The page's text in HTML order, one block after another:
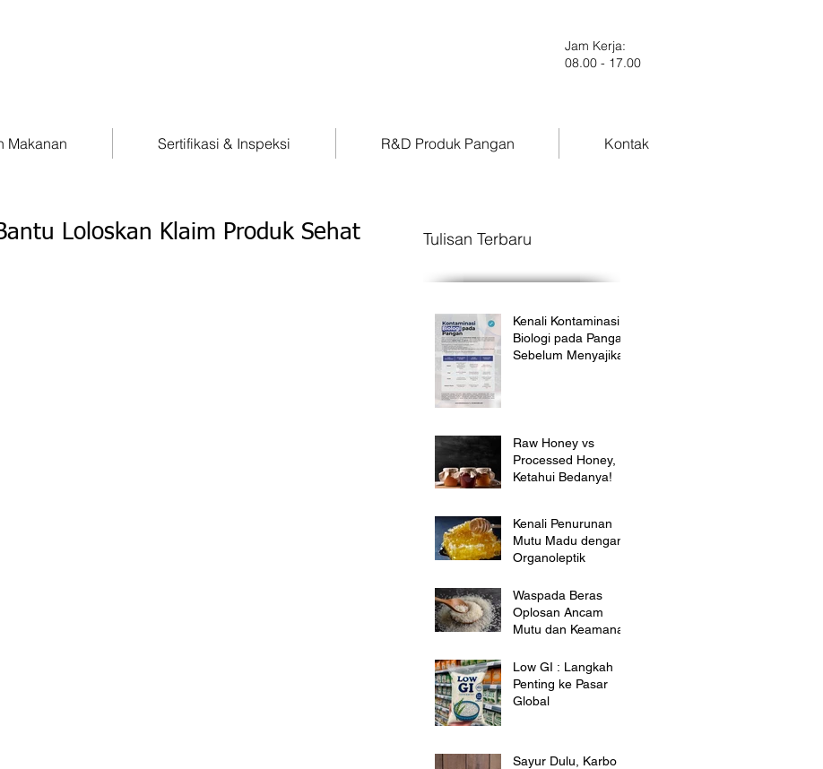
Jam Kerja:
08.00 - 17.00
Makanan Sertifikasi & Inspeksi R&D Produk Pangan Kontak
Loloskan Klaim Produk Sehat
Tulisan Terbaru
Kenali Kontaminasi
Biologi pada Pangan
Sebelum Menyajikan
Raw Honey vs
Processed Honey,
Ketahui Bedanya!
Kenali Penurunan
Mutu Madu dengan
Organoleptik
Waspada Beras
Oplosan Ancam
Mutu dan Keamanan
Low GI : Langkah
Penting ke Pasar
Global
Sayur Dulu, Karbo